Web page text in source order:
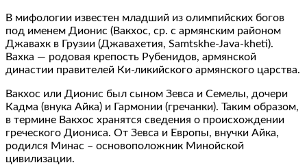
В мифологии известен младший из олимпийских богов
под именем Дионис (Вакхос, ср. с армянским районом
Джавахк в Грузии (Джавахетия, Samtskhe-Java-kheti).
Вахка — родовая крепость Рубенидов, армянской
династии правителей Ки-ликийского армянского царства.
Вакхос или Дионис был сыном Зевса и Семелы, дочери
Кадма (внука Айка) и Гармонии (гречанки). Таким образом,
в термине Вакхос хранятся сведения о происхождении
греческого Диониса. От Зевса и Европы, внучки Айка,
родился Минас – основоположник Минойской
цивилизации.